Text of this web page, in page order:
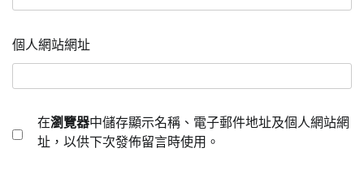
個人網站網址
在瀏覽器中儲存顯示名稱、電子郵件地址及個人網站網
址，以供下次發佈留言時使用。